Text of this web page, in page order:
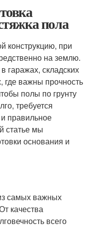
пола
конструкцию, при
на землю.
гаражах, складских
где важны прочность
полы по грунту
требуется
правильное
статье мы
основания и
самых важных
качества
всего